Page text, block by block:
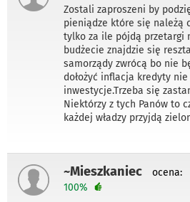
Zostali zaproszeni by
pieniądze które się należą
tylko za ile pójdą przetargi
budżecie znajdzie się
samorządy zwrócą bo nie
dołożyć inflacja kredyty nie
inwestycje.Trzeba się
Niektórzy z tych Panów to
każdej władzy przyjdą
~Mieszkaniec
ocena:
100%